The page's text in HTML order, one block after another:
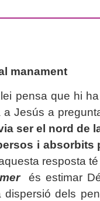
manament
pensa que hi
a Jesús a
ser el nord de
i absorbits
resposta
és estimar
dels